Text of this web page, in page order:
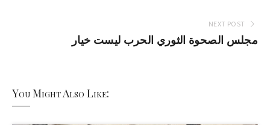
NEXT POST
مجلس الصحوة الثوري الحرب ليست خيار
You Might Also Like: